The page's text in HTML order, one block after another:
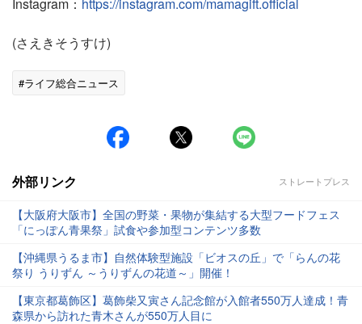
(さえきそうすけ)
#ライフ総合ニュース
外部リンク ストレートプレス
【大阪府大阪市】全国の野菜・果物が集結する大型フードフェス
「にっぽん青果祭」試食や参加型コンテンツ多数
【沖縄県うるま市】自然体験型施設「ビオスの丘」で「らんの花
祭り うりずん ～うりずんの花道～」開催！
【東京都葛飾区】葛飾柴又寅さん記念館が入館者550万人達成！青
森県から訪れた青木さんが550万人目に